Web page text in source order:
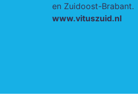
en Zuidoost-Brabant.
www.vituszuid.nl